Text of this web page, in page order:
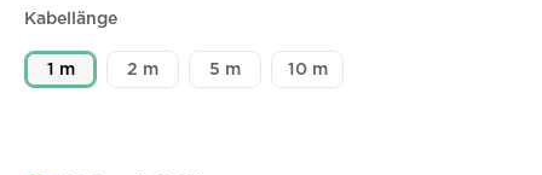
Kabellänge
1 m 2 m 5 m 10 m